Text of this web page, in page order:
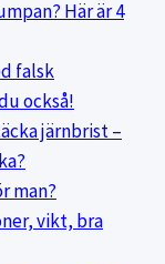
Här är 4
falsk
också!
järnbrist –
man?
vikt, bra